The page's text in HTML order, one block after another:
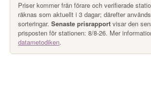
Priser kommer från förare och verifierade
räknas som aktuellt i 3 dagar; därefter
sorteringar. Senaste prisrapport visar den
prisposten för stationen: 8/8-26. Mer
datametodiken.